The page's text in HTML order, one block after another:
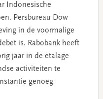
Indonesische
Persbureau Dow
in de voormalige
is. Rabobank heeft
jaar in de etalage
activiteiten te
genoeg